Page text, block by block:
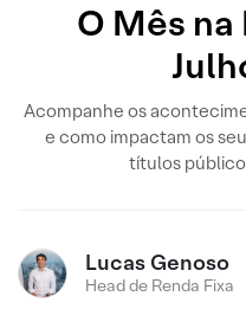
O Mês na
Acompanhe os
e como impactam os
títulos
Lucas Genoso
Head de Renda Fixa